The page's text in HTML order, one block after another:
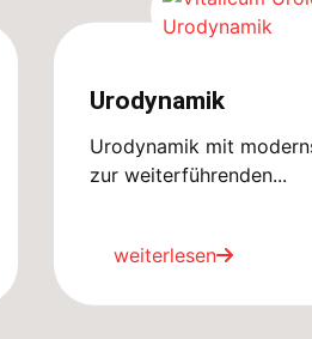
Urodynamik
Urodynamik mit
zur weiterführenden...
weiterlesen